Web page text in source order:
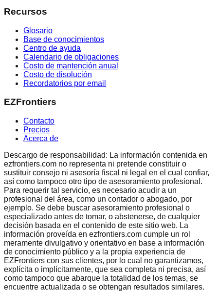
Recursos
Glosario
Base de conocimientos
Centro de ayuda
Calendario de obligaciones
Costo de mantención anual
Costo de disolución
Recordatorios por email
EZFrontiers
Contacto
Precios
Acerca de
Descargo de responsabilidad: La información contenida en
ezfrontiers.com no representa ni pretende constituir o
sustituir consejo ni asesoría fiscal ni legal en el cual confiar,
así como tampoco otro tipo de asesoramiento profesional.
Para requerir tal servicio, es necesario acudir a un
profesional del área, como un contador o abogado, por
ejemplo. Se debe buscar asesoramiento profesional o
especializado antes de tomar, o abstenerse, de cualquier
decisión basada en el contenido de este sitio web. La
información proveída en ezfrontiers.com cumple un rol
meramente divulgativo y orientativo en base a información
de conocimiento público y a la propia experiencia de
EZFrontiers con sus clientes, por lo cual no garantizamos,
explícita o implícitamente, que sea completa ni precisa, así
como tampoco que abarque la totalidad de los temas, se
encuentre actualizada o se obtengan resultados similares.